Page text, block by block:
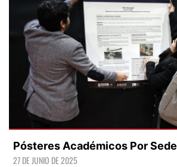
Pósteres Académicos Por Sede
27 DE JUNIO DE 2025